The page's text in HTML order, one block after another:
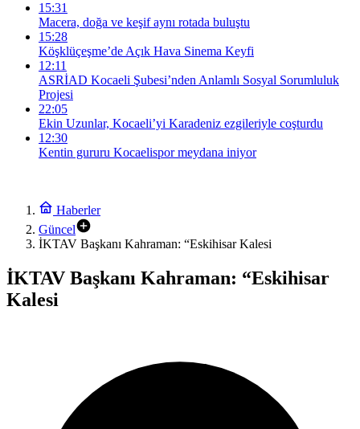
15:31
Macera, doğa ve keşif aynı rotada buluştu
15:28
Köşklüçeşme’de Açık Hava Sinema Keyfi
12:11
ASRİAD Kocaeli Şubesi’nden Anlamlı Sosyal Sorumluluk
Projesi
22:05
Ekin Uzunlar, Kocaeli’yi Karadeniz ezgileriyle coşturdu
12:30
Kentin gururu Kocaelispor meydana iniyor
Haberler
Güncel
İKTAV Başkanı Kahraman: “Eskihisar Kalesi
İKTAV Başkanı Kahraman: “Eskihisar
Kalesi